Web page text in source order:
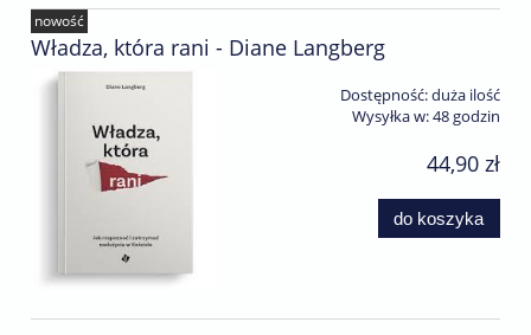
Władza, która rani - Diane Langberg
Dostępność:duża ilość
Wysyłka w:48 godzin
44,90 zł
do koszyka
nowość